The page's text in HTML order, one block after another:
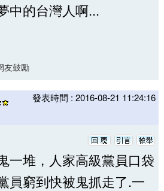
中的台灣人啊...
友鼓勵
發表時間 : 2016-08-21 11:24:16
一堆，人家高級黨員口袋
員窮到快被鬼抓走了.一